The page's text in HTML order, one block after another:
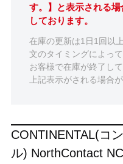
す。】と表示される
しております。
在庫の更新は1日1回以
文のタイミングによっ
お客様で在庫が終了し
上記表示がされる場合
CONTINENTAL(コ
ル) NorthContact